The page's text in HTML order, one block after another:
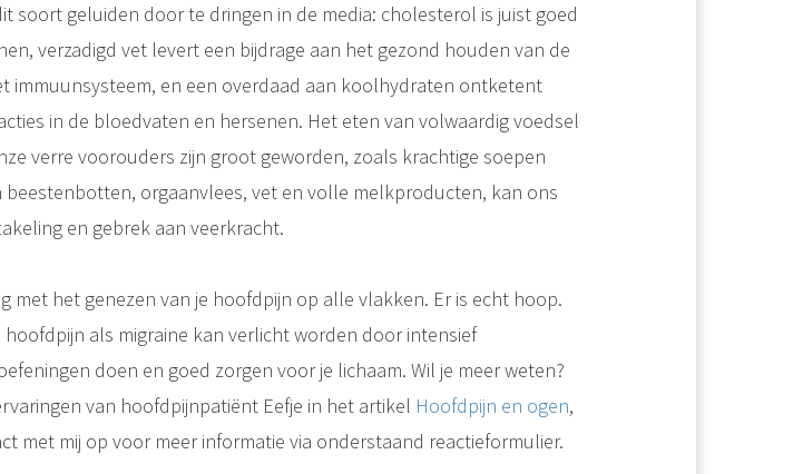
soort geluiden door te dringen in de media: cholesterol is juist goed
verzadigd vet levert een bijdrage aan het gezond houden van de
immuunsysteem, en een overdaad aan koolhydraten ontketent
in de bloedvaten en hersenen. Het eten van volwaardig voedsel
verre voorouders zijn groot geworden, zoals krachtige soepen
beestenbotten, orgaanvlees, vet en volle melkproducten, kan ons
en gebrek aan veerkracht.
met het genezen van je hoofdpijn op alle vlakken. Er is echt hoop.
hoofdpijn als migraine kan verlicht worden door intensief
doen en goed zorgen voor je lichaam. Wil je meer weten?
van hoofdpijnpatiënt Eefje in het artikel Hoofdpijn en ogen,
met mij op voor meer informatie via onderstaand reactieformulier.